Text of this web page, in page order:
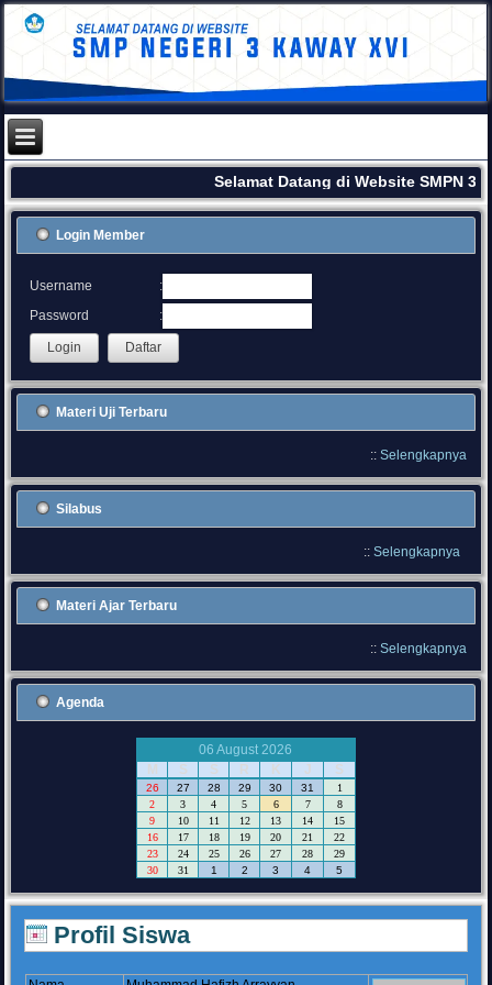
Selamat Datang di Website SMPN 3
Login Member
Username
:
Password
:
Materi Uji Terbaru
:: Selengkapnya
Silabus
:: Selengkapnya
Materi Ajar Terbaru
:: Selengkapnya
Agenda
06 August 2026
M
S S R K J S
26 27 28 29 30 31
1
2
3 4 5 6 7
8
9
10 11 12 13 14
15
16
17 18 19 20 21
22
23
24 25 26 27 28
29
30
31 1 2 3 4 5
Profil Siswa